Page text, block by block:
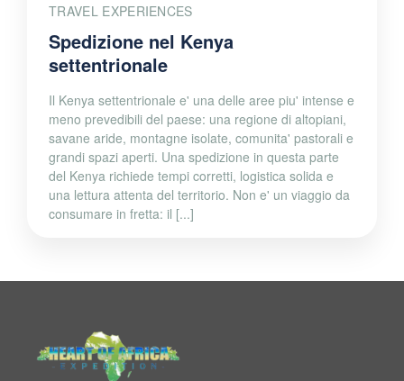
TRAVEL EXPERIENCES
Spedizione nel Kenya
settentrionale
Il Kenya settentrionale e' una delle aree piu' intense e
meno prevedibili del paese: una regione di altopiani,
savane aride, montagne isolate, comunita' pastorali e
grandi spazi aperti. Una spedizione in questa parte
del Kenya richiede tempi corretti, logistica solida e
una lettura attenta del territorio. Non e' un viaggio da
consumare in fretta: il [...]